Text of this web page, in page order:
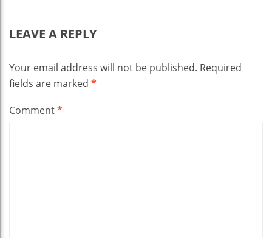
LEAVE A REPLY
Your email address will not be published. Required
fields are marked *
Comment*